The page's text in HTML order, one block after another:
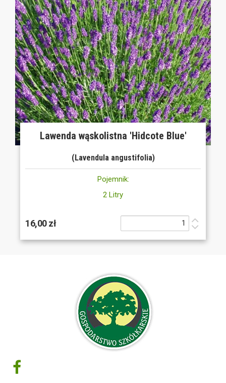
Lawenda wąskolistna 'Hidcote Blue'
(Lavendula angustifolia)
Pojemnik:
2 Litry
16,00 zł